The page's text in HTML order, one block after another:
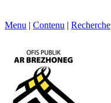
Menu | Contenu | Recherche